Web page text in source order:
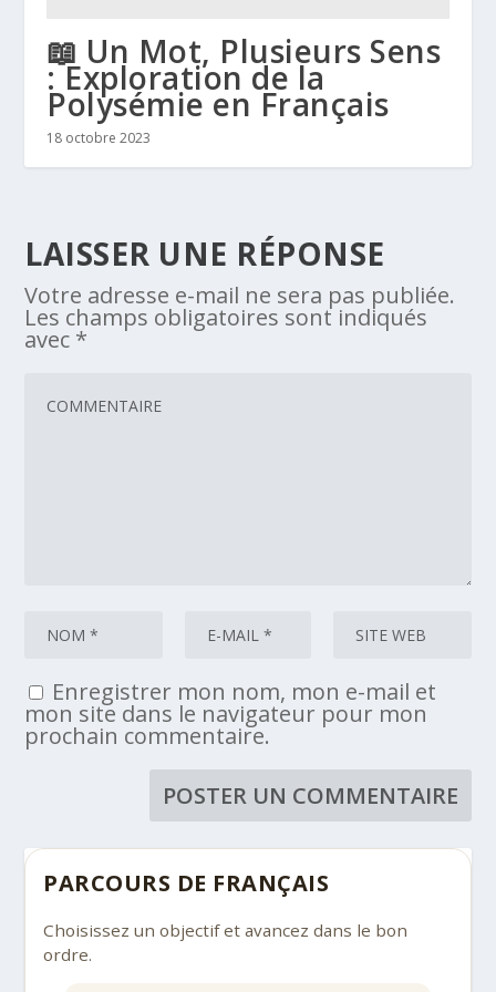
📖 Un Mot, Plusieurs Sens
: Exploration de la
Polysémie en Français
18 octobre 2023
LAISSER UNE RÉPONSE
Votre adresse e-mail ne sera pas publiée.
Les champs obligatoires sont indiqués
avec *
Enregistrer mon nom, mon e-mail et
mon site dans le navigateur pour mon
prochain commentaire.
PARCOURS DE FRANÇAIS
Choisissez un objectif et avancez dans le bon
ordre.